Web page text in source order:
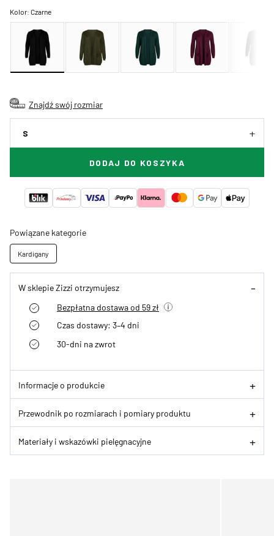
Kolor:Czarne
Znajdź swój rozmiar
S
DODAJ DO KOSZYKA
Powiązane kategorie
Kardigany
W sklepie Zizzi otrzymujesz
Bezpłatna dostawa od 59 zł
Czas dostawy: 3–4 dni
30-dni na zwrot
Informacje o produkcie
Przewodnik po rozmiarach i pomiary produktu
Materiały i wskazówki pielęgnacyjne